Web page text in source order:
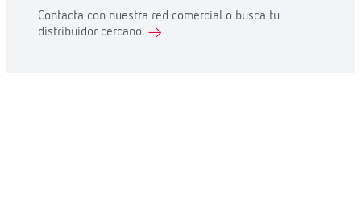
Contacta con nuestra red comercial o busca tu
distribuidor cercano.